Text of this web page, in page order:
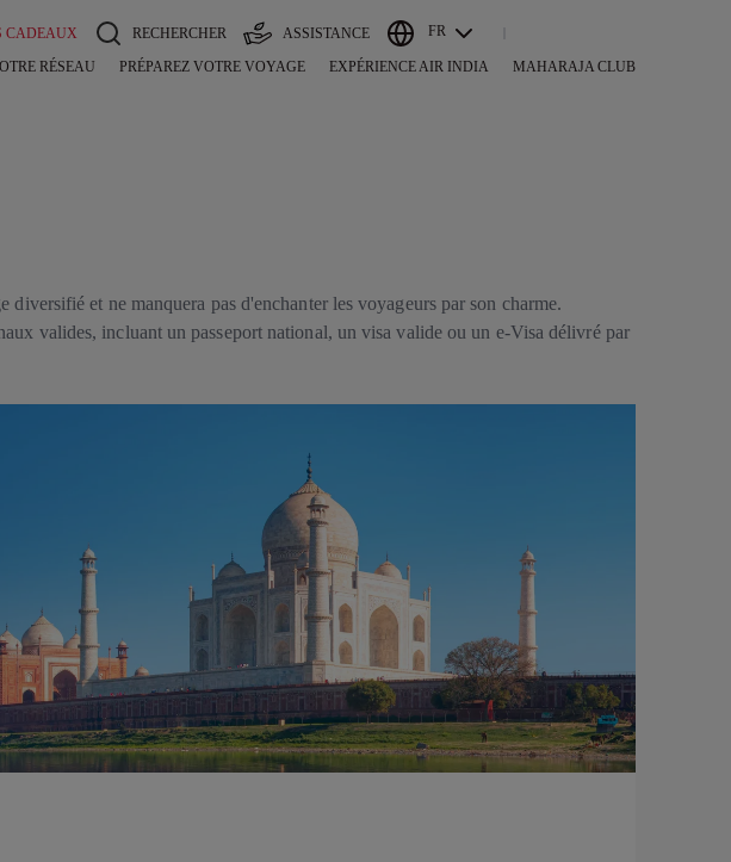
CADEAUX RECHERCHER ASSISTANCE FR
RÉSEAU PRÉPAREZ VOTRE VOYAGE EXPÉRIENCE AIR INDIA MAHARAJA CLUB
et ne manquera pas d'enchanter les voyageurs par son charme.
valides, incluant un passeport national, un visa valide ou un e-Visa délivré par